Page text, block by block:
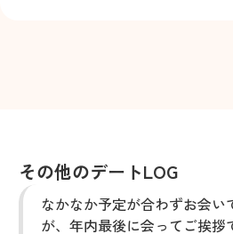
その他のデートLOG
なかなか予定が合わずお会い
が、年内最後に会ってご挨拶